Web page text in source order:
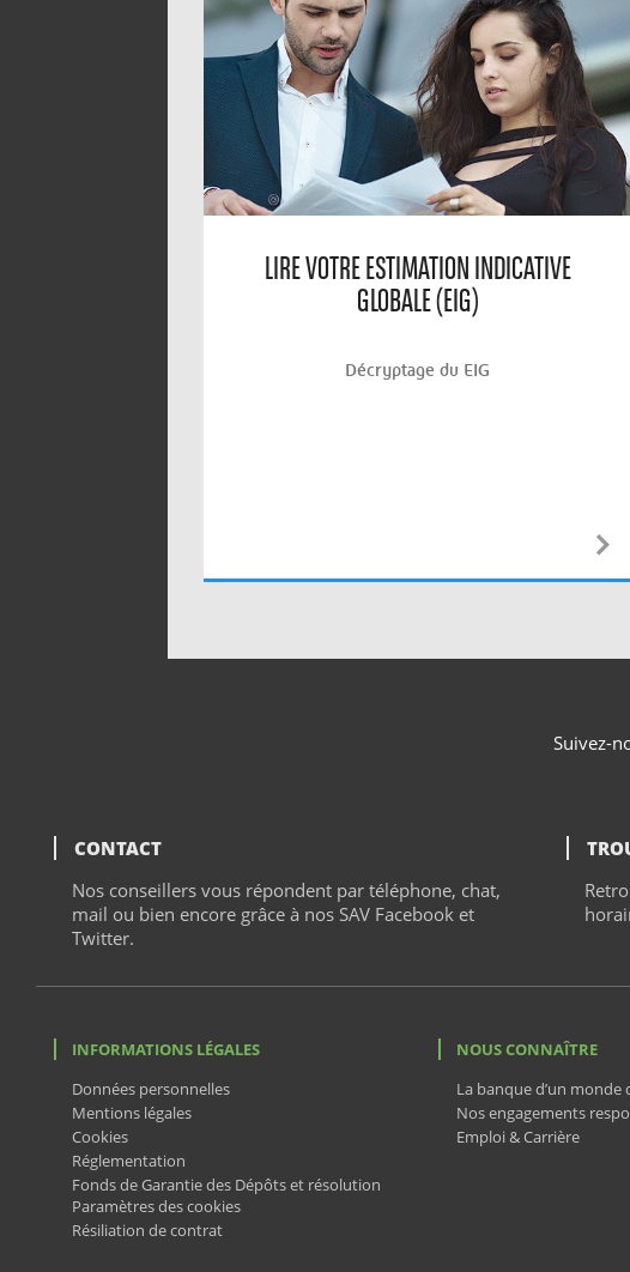
LIRE VOTRE ESTIMATION INDICATIVE
GLOBALE (EIG)
Décryptage du EIG
Suivez-
CONTACT
Nos conseillers vous répondent par téléphone, chattchat
,
mail ou bien encore grâce à nos SAV Facebook et
Twitter.
INFORMATIONS LÉGALES
Données personnelles
Mentions légales
Cookies
Réglementation
Fonds de Garantie des Dépôts et résolution
Paramètres des cookies
Résiliation de contrat
NOUS CONNAÎTRE
La banque d’un monde
Nos engagements
Emploi & Carrière